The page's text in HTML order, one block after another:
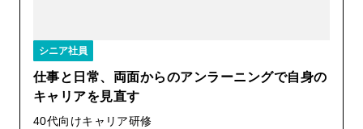
シニア社員
仕事と日常、両面からのアンラーニングで自身の
キャリアを見直す
40代向けキャリア研修